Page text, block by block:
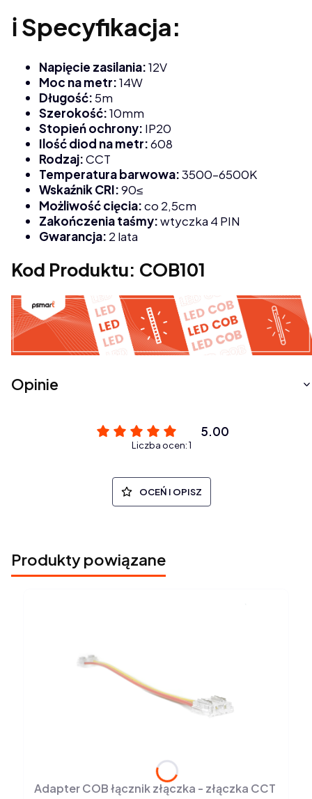
ℹ️ Specyfikacja:
Napięcie zasilania:12V
Moc na metr:14W
Długość:5m
Szerokość:10mm
Stopień ochrony: IP20
Ilość diod na metr:608
Rodzaj:CCT
Temperatura barwowa:3500–6500K
Wskaźnik CRI:90≤
Możliwość cięcia:co 2,5cm
Zakończenia taśmy:wtyczka 4 PIN
Gwarancja: 2 lata
Kod Produktu: COB101
Opinie
5.00
Liczba ocen: 1
OCEŃ I OPISZ
Produkty powiązane
Adapter COB łącznik złączka - złączka CCT